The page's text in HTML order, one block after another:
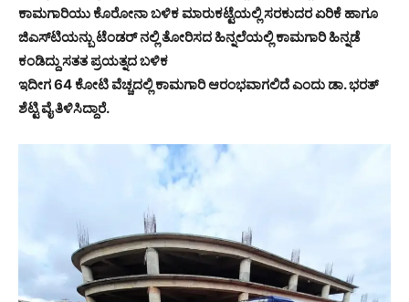
ಕಾಮಗಾರಿಯು ಕೊರೋನಾ ಬಳಿಕ ಮಾರುಕಟ್ಟೆಯಲ್ಲಿ ಸರಕುದರ ಏರಿಕೆ ಹಾಗೂ
ಜಿಎಸ್‌ಟಿಯನ್ಬು ಟೆಂಡರ್ ನಲ್ಲಿ ತೋರಿಸದ ಹಿನ್ನಲೆಯಲ್ಲಿ ಕಾಮಗಾರಿ ಹಿನ್ನಡೆ
ಕಂಡಿದ್ದು ಸತತ ಪ್ರಯತ್ನದ ಬಳಿಕ
ಇದೀಗ 64 ಕೋಟಿ ವೆಚ್ಚದಲ್ಲಿ ಕಾಮಗಾರಿ ಆರಂಭವಾಗಲಿದೆ ಎಂದು ಡಾ. ಭರತ್
ಶೆಟ್ಟಿ ವೈ ತಿಳಿಸಿದ್ದಾರೆ.